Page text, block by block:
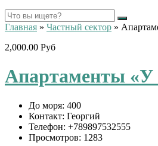
Главная » Частный сектор »
2,000.00 Руб
Апартаменты «У
До моря: 400
Контакт: Георгий
Телефон: +789897532555
Просмотров: 1283